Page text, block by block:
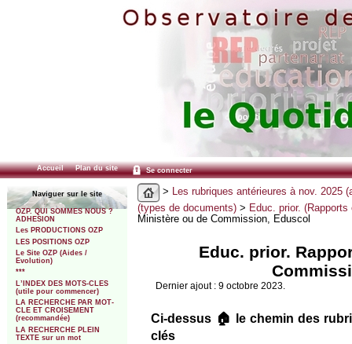
Accueil Plan du site Se connecter
Naviguer sur le site
OZP. QUI SOMMES NOUS ?
ADHESION
Les PRODUCTIONS OZP
LES POSITIONS OZP
Le Site OZP (Aides /
Evolution)
***
L’INDEX DES MOTS-CLES
(utile pour commencer)
LA RECHERCHE PAR MOT-
CLE ET CROISEMENT
(recommandée)
LA RECHERCHE PLEIN
TEXTE sur un mot
> Les rubriques antérieures à nov. 2025
(types de documents)> Educ. prior.
Ministère ou de Commission, Eduscol
Educ. prior.
Dernier ajout : 9 octobre 2023.
Ci-dessus 🏠 le chemin des
clés